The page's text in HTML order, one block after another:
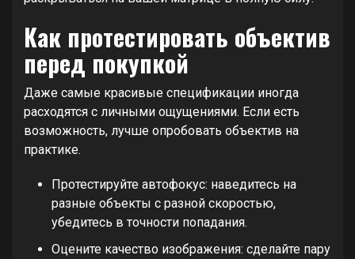
Как протестировать объектив
перед покупкой
Даже самые красивые спецификации иногда
расходятся с личными ощущениями. Если есть
возможность, лучше опробовать объектив на
практике.
Протестируйте автофокус: наведитесь на
разные объекты с разной скоростью,
убедитесь в точности попадания.
Оцените качество изображения: сделайте пару